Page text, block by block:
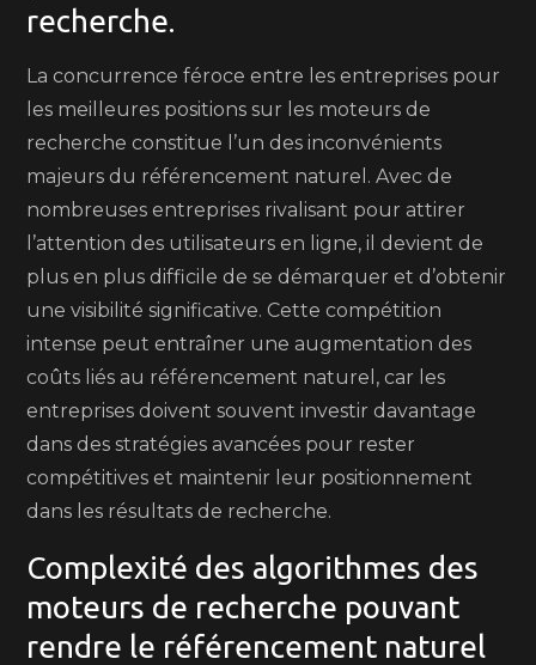
recherche.
La concurrence féroce entre les entreprises pour
les meilleures positions sur les moteurs de
recherche constitue l’un des inconvénients
majeurs du référencement naturel. Avec de
nombreuses entreprises rivalisant pour attirer
l’attention des utilisateurs en ligne, il devient de
plus en plus difficile de se démarquer et d’obtenir
une visibilité significative. Cette compétition
intense peut entraîner une augmentation des
coûts liés au référencement naturel, car les
entreprises doivent souvent investir davantage
dans des stratégies avancées pour rester
compétitives et maintenir leur positionnement
dans les résultats de recherche.
Complexité des algorithmes des
moteurs de recherche pouvant
rendre le référencement naturel